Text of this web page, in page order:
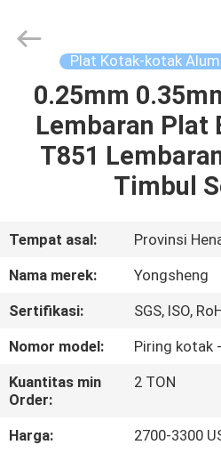
RUMAH
PRODUK
KAMI
PABRIK
KONTROL
KUALITAS
Industry
Co.,Ltd..
Reserved.
Plat Kotak-kotak
0.25mm
Lembaran Plat
T851
Timbul
Tempat asal:
Provinsi
Nama merek:
Yongsheng
Sertifikasi:
SGS, ISO,
Nomor model:
Piring kotak
Kuantitas min
Order:
2 TON
Harga:
2700-3300